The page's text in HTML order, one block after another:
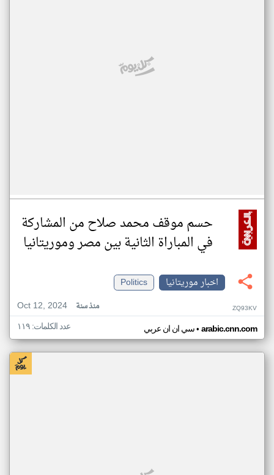
حسم موقف محمد صلاح من المشاركة
في المباراة الثانية بين مصر وموريتانيا
اخبار موريتانيا
Politics
Oct 12, 2024
منذ سنة ZQ93KV
سي ان ان عربي• arabic.cnn.com عدد الكلمات: ١١٩